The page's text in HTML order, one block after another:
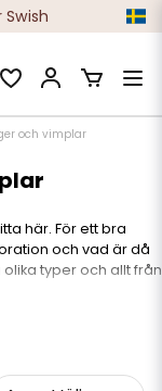
och vimplar
här. För ett bra
och vad är då
typer och allt från
vimplar med text